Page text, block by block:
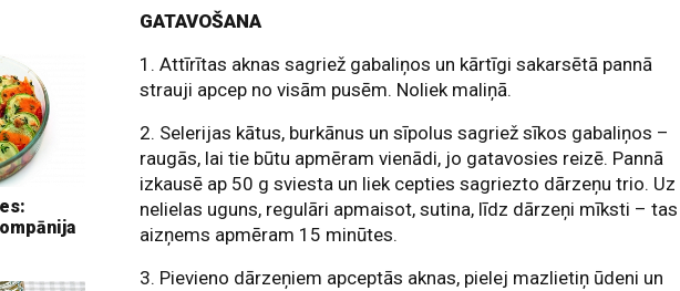
GATAVOŠANA
1. Attīrītas aknas sagriež gabaliņos un kārtīgi sakarsētā pannā
strauji apcep no visām pusēm. Noliek maliņā.
2. Selerijas kātus, burkānus un sīpolus sagriež sīkos gabaliņos –
raugās, lai tie būtu apmēram vienādi, jo gatavosies reizē. Pannā
izkausē ap 50 g sviesta un liek cepties sagriezto dārzeņu trio. Uz
nelielas uguns, regulāri apmaisot, sutina, līdz dārzeņi mīksti – tas
aizņems apmēram 15 minūtes.
3. Pievieno dārzeņiem apceptās aknas, pielej mazlietiņ ūdeni un